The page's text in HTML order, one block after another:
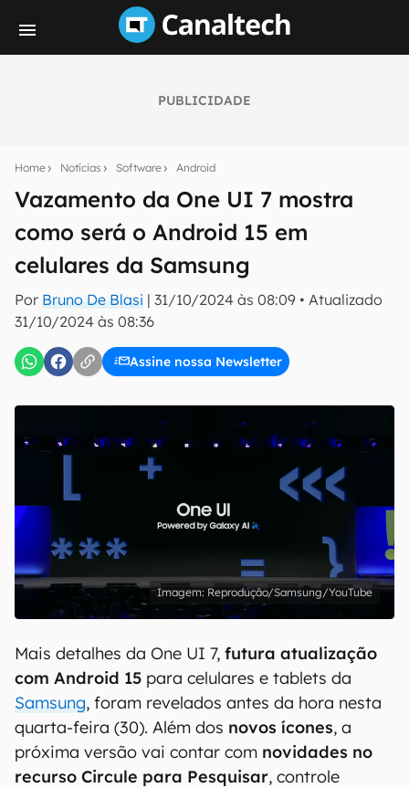
PUBLICIDADE
Home Notícias Software Android
Vazamento da One UI 7 mostra
como será o Android 15 em
celulares da Samsung
Por Bruno De Blasi | 31/10/2024 às 08:09 • Atualizado
31/10/2024 às 08:36
Assine nossa Newsletter
notícias e reviews sobre tecnologia em primeira
E-mail
inscreva-se
Confirmo que li, aceito e concordo com os Termos de
Uso e Política de Privacidade do Canaltech.
Reprodução/Samsung/YouTube
Mais detalhes da One UI 7, futura atualização
com Android 15 para celulares e tablets da
Samsung, foram revelados antes da hora nesta
quarta-feira (30). Além dos novos ícones, a
próxima versão vai contar com novidades no
recurso Circule para Pesquisar, controle